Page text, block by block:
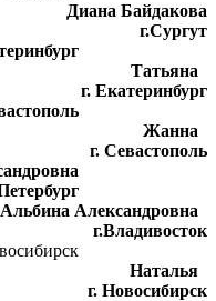
Диана Байдакова
г.Сургут
Татьяна
г. Екатеринбург
Жанна
г. Севастополь
Альбина Александровна
г.Владивосток
Наталья
г. Новосибирск